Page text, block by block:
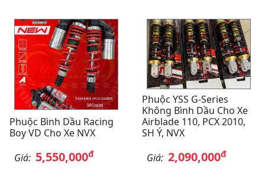
Phuộc Bình Dầu Racing
Boy VD Cho Xe NVX
Giá: 5,550,000đ
Phuộc YSS G-Series
Không Bình Dầu Cho Xe
Airblade 110, PCX 2010,
SH Ý, NVX
Giá: 2,090,000đ